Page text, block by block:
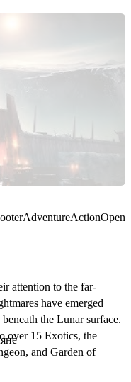
AdventureActionOpen
attention to the far-
have emerged
the Lunar surface.
over 15 Exotics, the
and Garden of